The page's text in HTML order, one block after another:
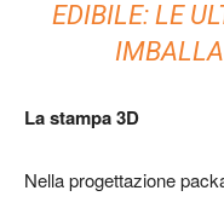
EDIBILE: LE
La stampa 3D
Nella progettazione